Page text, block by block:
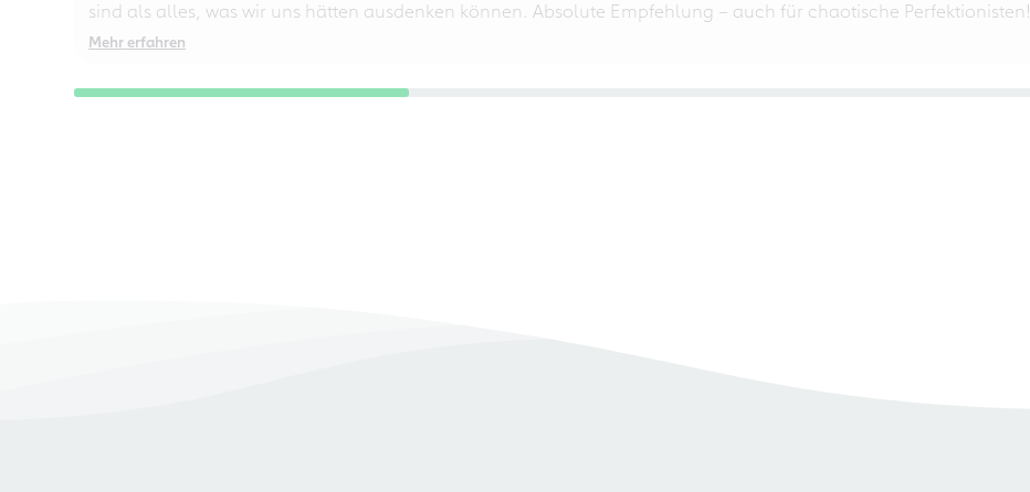
sind als alles, was wir uns hätten ausdenken können. Absolute Empfehlung – auch für chaotische Perfektionisten!
Mehr erfahren